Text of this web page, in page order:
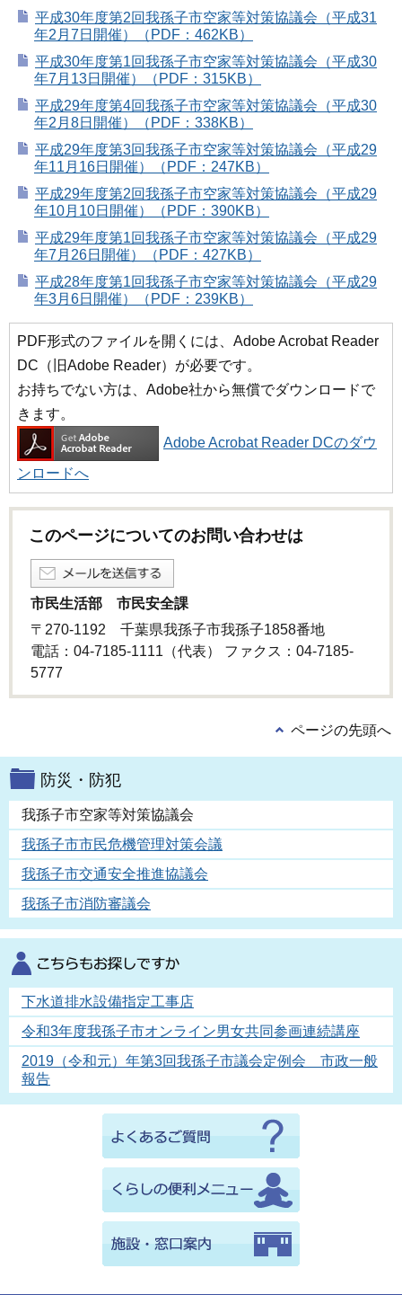
平成30年度第2回我孫子市空家等対策協議会（平成31
年2月7日開催）（PDF：462KB）
平成30年度第1回我孫子市空家等対策協議会（平成30
年7月13日開催）（PDF：315KB）
平成29年度第4回我孫子市空家等対策協議会（平成30
年2月8日開催）（PDF：338KB）
平成29年度第3回我孫子市空家等対策協議会（平成29
年11月16日開催）（PDF：247KB）
平成29年度第2回我孫子市空家等対策協議会（平成29
年10月10日開催）（PDF：390KB）
平成29年度第1回我孫子市空家等対策協議会（平成29
年7月26日開催）（PDF：427KB）
平成28年度第1回我孫子市空家等対策協議会（平成29
年3月6日開催）（PDF：239KB）
PDF形式のファイルを開くには、Adobe Acrobat Reader
DC（旧Adobe Reader）が必要です。
お持ちでない方は、Adobe社から無償でダウンロードで
きます。
Adobe Acrobat Reader DCのダウ
ンロードへ
このページについてのお問い合わせは
市民生活部 市民安全課
〒270-1192 千葉県我孫子市我孫子1858番地
電話：04-7185-1111（代表） ファクス：04-7185-
5777
ページの先頭へ
防災・防犯
我孫子市空家等対策協議会
我孫子市市民危機管理対策会議
我孫子市交通安全推進協議会
我孫子市消防審議会
下水道排水設備指定工事店
令和3年度我孫子市オンライン男女共同参画連続講座
2019（令和元）年第3回我孫子市議会定例会 市政一般
報告